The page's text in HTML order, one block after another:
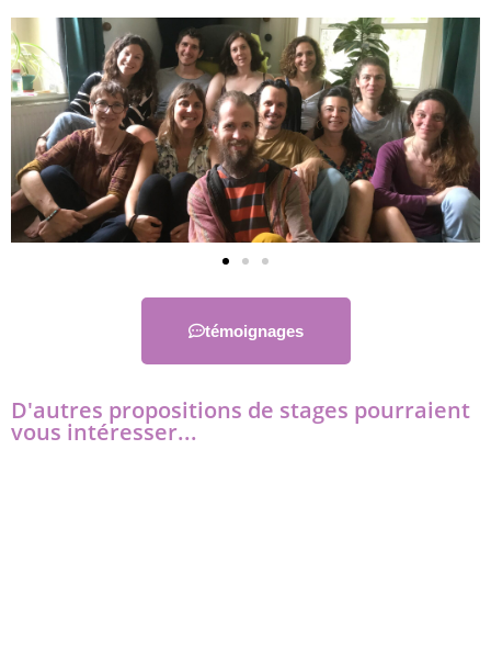
témoignages
D'autres propositions de stages pourraient
vous intéresser...